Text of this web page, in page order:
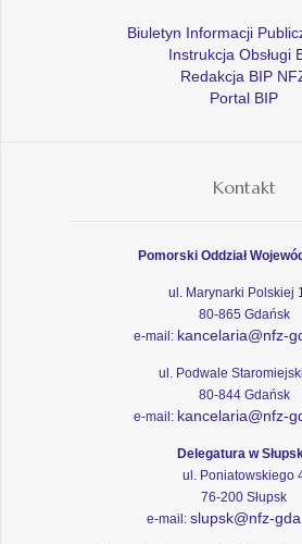
Biuletyn Informacji
Instrukcja Obsługi
Redakcja BIP
Portal BIP
Kontakt
Pomorski Oddział
ul. Marynarki Polskiej
80-865 Gdańsk
e-mail: kancelaria@nfz-
ul. Podwale
80-844 Gdańsk
e-mail: kancelaria@nfz-
Delegatura w
ul. Poniatowskiego
76-200 Słupsk
e-mail: slupsk@nfz-